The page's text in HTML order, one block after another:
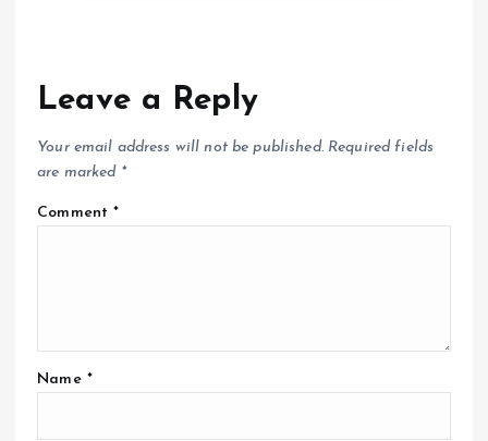
Leave a Reply
Your email address will not be published. Required fields
are marked *
Comment*
Name *